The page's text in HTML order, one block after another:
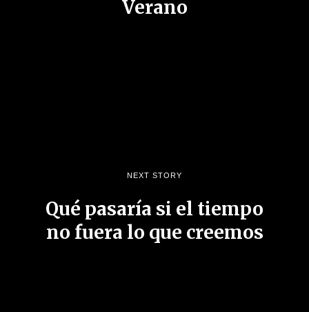
Verano
NEXT STORY
Qué pasaría si el tiempo
no fuera lo que creemos